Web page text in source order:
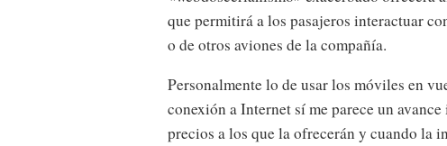
que permitirá a los pasajeros interactuar
o de otros aviones de la compañía.
Personalmente lo de usar los móviles en
conexión a Internet sí me parece un
precios a los que la ofrecerán y cuando la